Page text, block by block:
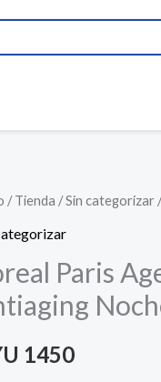
/Tienda /Sin categorizar
Paris
1450